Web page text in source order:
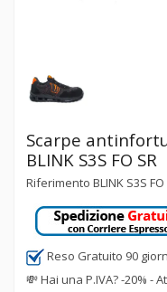
Scarpe
BLINK S3S FO SR
Riferimento BLINK S3S FO
Reso Gratuito 90
💸Hai una P.IVA? -20% -